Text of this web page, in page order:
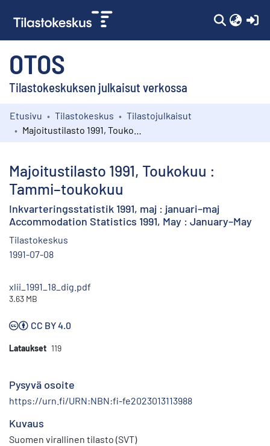
OTOS
Tilastokeskuksen julkaisut verkossa
Kokoelmat
Etusivu Tilastokeskus
Tilastojulkaisut
Majoitustilasto 1991, Toukokuu :
Tammi–toukokuu
Inkvarteringsstatistik 1991, maj : januari–maj
Accommodation Statistics 1991, May : January–May
Tilastokeskus
1991-07-08
xlii_1991_18_dig.pdf
3.63 MB
CC BY 4.0
Lataukset 119
Pysyvä osoite
https://urn.fi/URN:NBN:fi-fe2023013113988
Kuvaus
Suomen virallinen tilasto (SVT)